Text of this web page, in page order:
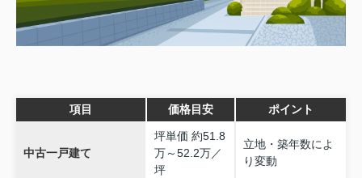
項目 価格目安 ポイント
中古一戸建て
坪単価 約51.8
万～52.2万／
坪
立地・築年数によ
り変動